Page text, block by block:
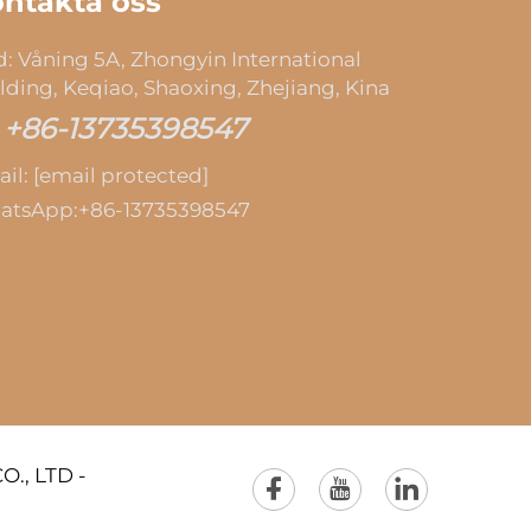
Våning 5A, Zhongyin International
Keqiao, Shaoxing, Zhejiang, Kina
+86-13735398547
[email protected]
+86-13735398547
LTD -